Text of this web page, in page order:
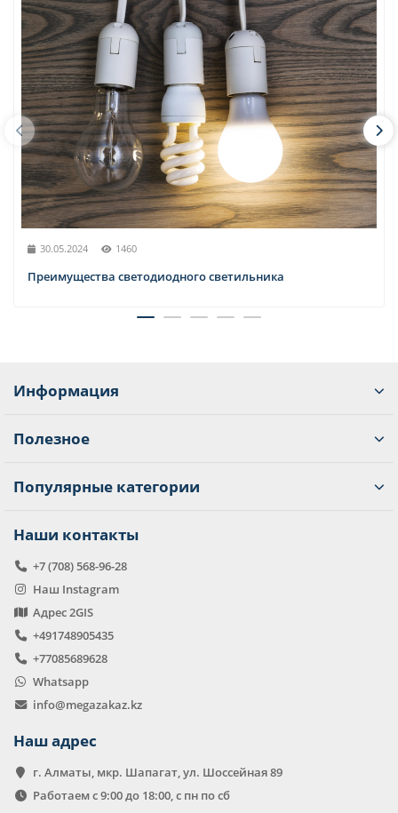
30.05.2024 1460
Преимущества светодиодного светильника
Информация
Полезное
Популярные категории
Наши контакты
+7 (708) 568-96-28
Наш Instagram
Адрес 2GIS
+491748905435
+77085689628
Whatsapp
info@megazakaz.kz
Наш адрес
г. Алматы, мкр. Шапагат, ул. Шоссейная 89
Работаем с 9:00 до 18:00, с пн по сб